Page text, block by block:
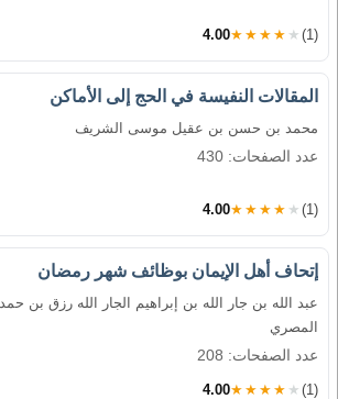
4.00★★★★★ (1)
المقالات النفيسة في الحج إلى الأماكن
محمد بن حسن بن عقيل موسى الشريف
عدد الصفحات: 430
4.00★★★★★ (1)
إتحاف أهل الإيمان بوظائف شهر رمضان
عبد الله بن جار الله بن إبراهيم الجار الله رزق بن حمد
المصري
عدد الصفحات: 208
4.00★★★★★ (1)